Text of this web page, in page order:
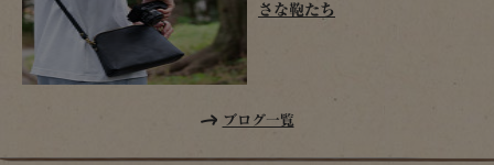
さな鞄たち
ブログ一覧